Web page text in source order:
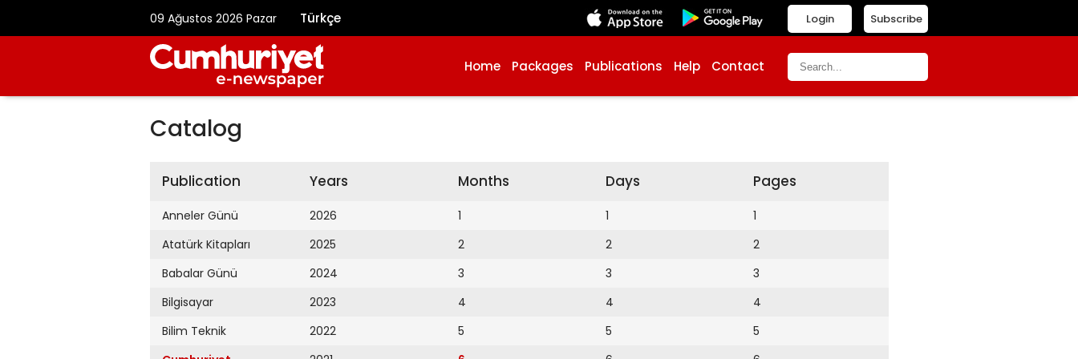
09 Ağustos 2026 Pazar Türkçe Subscribe
Login
Home Packages Publications Help Contact
Catalog
Publication
Anneler Günü
Atatürk Kitapları
Babalar Günü
Bilgisayar
Bilim Teknik
Years
2026
2025
2024
2023
2022
Months
1
2
3
4
5
Days
1
2
3
4
5
Pages
1
2
3
4
5